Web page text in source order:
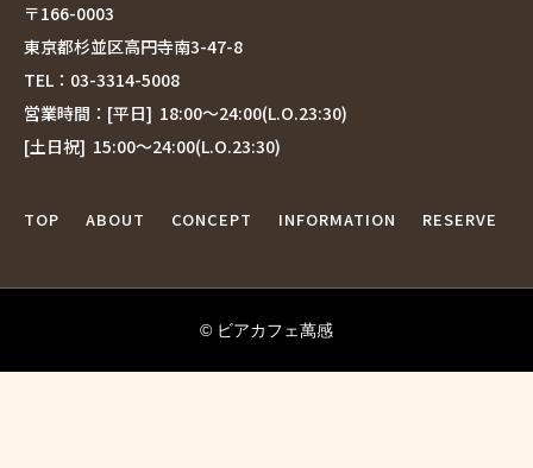
〒166-0003
東京都杉並区高円寺南3-47-8
TEL： 03-3314-5008
営業時間：[平日] 18:00〜24:00(L.O.23:30)
[土日祝] 15:00〜24:00(L.O.23:30)
TOP ABOUT CONCEPT INFORMATION RESERVE
©︎ ビアカフェ萬感